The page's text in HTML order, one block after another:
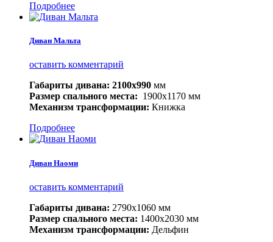
Подробнее
Диван Мальта
оставить комментарий
Габариты дивана: 2100х990 мм
Размер спального места: 1900x1170 мм
Механизм трансформации: Книжка
Подробнее
Диван Наоми
оставить комментарий
Габариты дивана: 2790х1060 мм
Размер спального места: 1400x2030 мм
Механизм трансформации: Дельфин